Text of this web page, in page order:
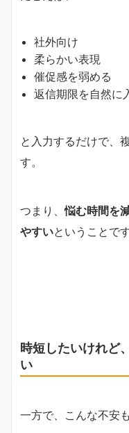
社外向け
柔らかい表現
催促感を弱める
返信期限を自然に
と入力するだけで、
す。
つまり、悩む時間を
やすいということです
時短したいけれど
い
一方で、こんな不安